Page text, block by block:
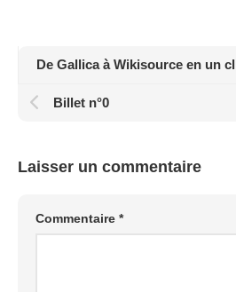
De Gallica à Wikisource en un
Billet n°0
Laisser un commentaire
Commentaire *